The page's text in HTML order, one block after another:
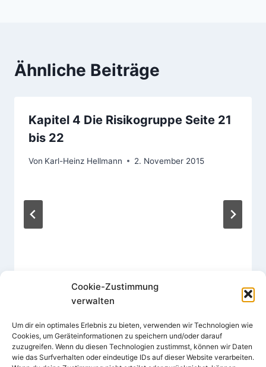
Cookie-Zustimmung
verwalten
Um dir ein optimales Erlebnis zu bieten, verwenden wir Technologien wie
Cookies, um Geräteinformationen zu speichern und/oder darauf
zuzugreifen. Wenn du diesen Technologien zustimmst, können wir Daten
wie das Surfverhalten oder eindeutige IDs auf dieser Website verarbeiten.
Ähnliche Beiträge
Kapitel 4 Die Risikogruppe Seite 21
bis 22
Von Karl-Heinz Hellmann 2. November 2015